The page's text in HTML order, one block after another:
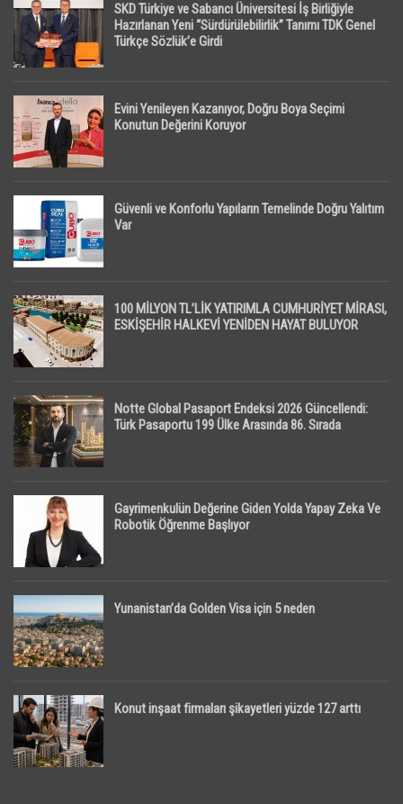
SKD Türkiye ve Sabancı Üniversitesi İş Birliğiyle
Hazırlanan Yeni “Sürdürülebilirlik” Tanımı TDK Genel
Türkçe Sözlük’e Girdi
Evini Yenileyen Kazanıyor, Doğru Boya Seçimi
Konutun Değerini Koruyor
Güvenli ve Konforlu Yapıların Temelinde Doğru Yalıtım
Var
100 MİLYON TL’LİK YATIRIMLA CUMHURİYET MİRASI,
ESKİŞEHİR HALKEVİ YENİDEN HAYAT BULUYOR
Notte Global Pasaport Endeksi 2026 Güncellendi:
Türk Pasaportu 199 Ülke Arasında 86. Sırada
Gayrimenkulün Değerine Giden Yolda Yapay Zeka Ve
Robotik Öğrenme Başlıyor
Yunanistan’da Golden Visa için 5 neden
Konut inşaat firmaları şikayetleri yüzde 127 arttı